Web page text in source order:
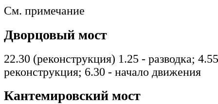
См. примечание
Дворцовый мост
22.30 (реконструкция) 1.25 - разводка;
реконструкция; 6.30 - начало движения
Кантемировский мост